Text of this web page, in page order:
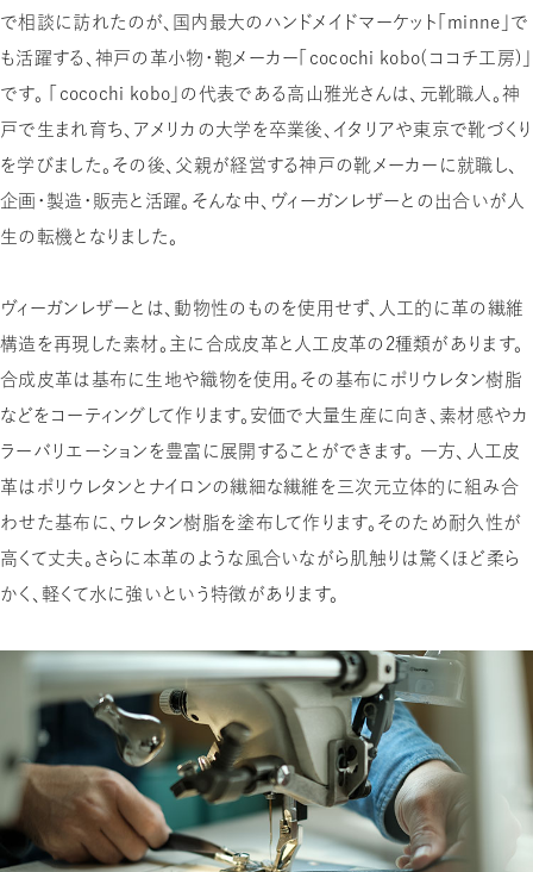
で相談に訪れたのが、国内最大のハンドメイドマーケット「minne」で
も活躍する、神戸の革小物・鞄メーカー「cocochi kobo（ココチ工房）」
です。 「cocochi kobo」の代表である高山雅光さんは、元靴職人。神
戸で生まれ育ち、アメリカの大学を卒業後、イタリアや東京で靴づくり
を学びました。その後、父親が経営する神戸の靴メーカーに就職し、
企画・製造・販売と活躍。そんな中、ヴィーガンレザーとの出合いが人
生の転機となりました。
ヴィーガンレザーとは、動物性のものを使用せず、人工的に革の繊維
構造を再現した素材。主に合成皮革と人工皮革の2種類があります。
合成皮革は基布に生地や織物を使用。その基布にポリウレタン樹脂
などをコーティングして作ります。安価で大量生産に向き、素材感やカ
ラーバリエーションを豊富に展開することができます。 一方、人工皮
革はポリウレタンとナイロンの繊細な繊維を三次元立体的に組み合
わせた基布に、ウレタン樹脂を塗布して作ります。そのため耐久性が
高くて丈夫。さらに本革のような風合いながら肌触りは驚くほど柔ら
かく、軽くて水に強いという特徴があります。